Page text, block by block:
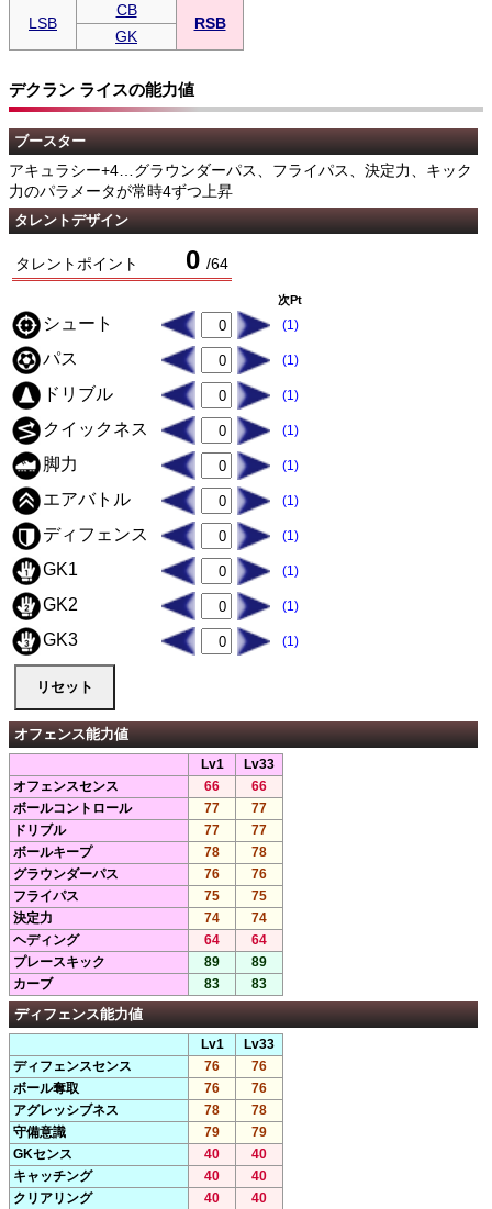
LSB
CB
RSB
GK
デクラン ライスの能力値
ブースター
アキュラシー+4…グラウンダーパス、フライパス、決定力、キック
力のパラメータが常時4ずつ上昇
タレントデザイン
タレントポイント 0 /64
次Pt
シュート (1)
パス (1)
ドリブル (1)
クイックネス (1)
脚力 (1)
エアバトル (1)
ディフェンス (1)
GK1 (1)
GK2 (1)
GK3 (1)
オフェンス能力値
Lv1
Lv33
オフェンスセンス
66
66
ボールコントロール
77
77
ドリブル
77
77
ボールキープ
78
78
グラウンダーパス
76
76
フライパス
75
75
決定力
74
74
ヘディング
64
64
プレースキック
89
89
カーブ
83 83
ディフェンス能力値
Lv1
Lv33
ディフェンスセンス
76
76
ボール奪取
76
76
アグレッシブネス
78
78
守備意識
79
79
GKセンス
40
40
キャッチング
40
40
クリアリング
40 40